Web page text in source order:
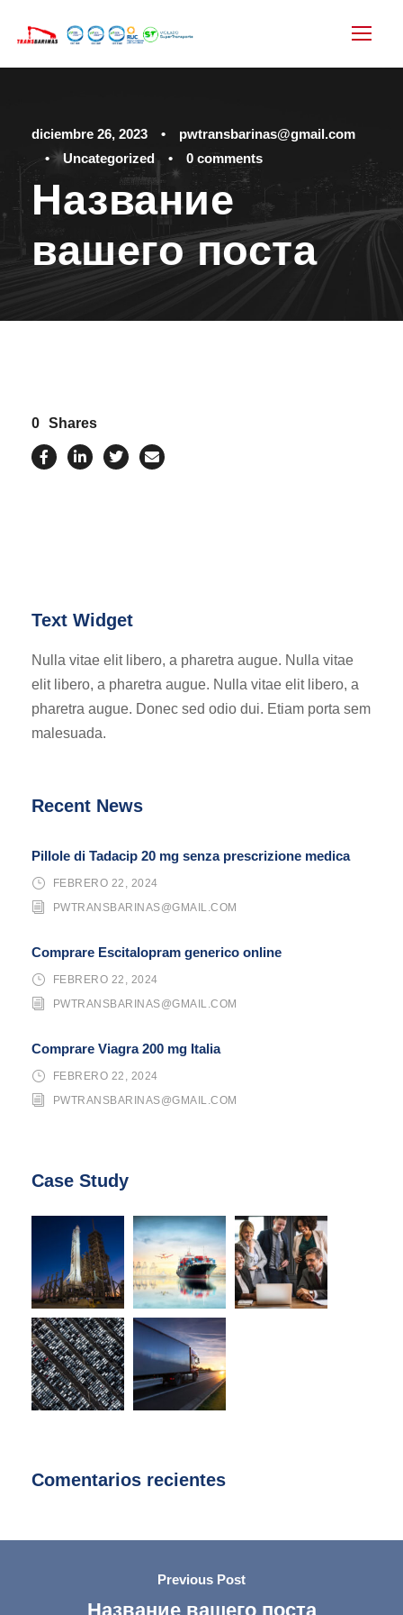
diciembre 26, 2023 •
pwtransbarinas@gmail.com
•
Uncategorized • 0 comments
Название
вашего поста
0 Shares
Text Widget
Nulla vitae elit libero, a pharetra augue. Nulla vitae
elit libero, a pharetra augue. Nulla vitae elit libero, a
pharetra augue. Donec sed odio dui. Etiam porta sem
malesuada.
Recent News
Pillole di Tadacip 20 mg senza prescrizione medica
FEBRERO 22, 2024
PWTRANSBARINAS@GMAIL.COM
Comprare Escitalopram generico online
FEBRERO 22, 2024
PWTRANSBARINAS@GMAIL.COM
Comprare Viagra 200 mg Italia
FEBRERO 22, 2024
PWTRANSBARINAS@GMAIL.COM
Case Study
Comentarios recientes
Previous Post
Название вашего поста